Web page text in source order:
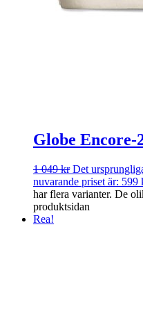
Globe Encore-
1 049kr Det
nuvarande priset är: 599
har flera varianter. De
produktsidan
Rea!